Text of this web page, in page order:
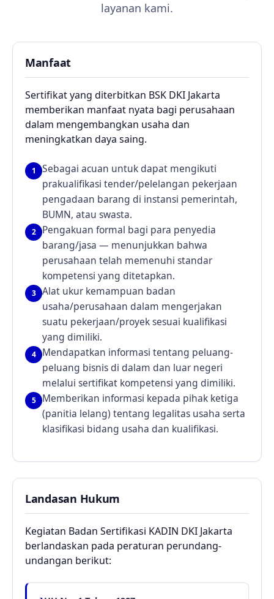
layanan kami.
Manfaat
Sertifikat yang diterbitkan BSK DKI Jakarta
memberikan manfaat nyata bagi perusahaan
dalam mengembangkan usaha dan
meningkatkan daya saing.
1
Sebagai acuan untuk dapat mengikuti
prakualifikasi tender/pelelangan pekerjaan
pengadaan barang di instansi pemerintah,
BUMN, atau swasta.
2
Pengakuan formal bagi para penyedia
barang/jasa — menunjukkan bahwa
perusahaan telah memenuhi standar
kompetensi yang ditetapkan.
3
Alat ukur kemampuan badan
usaha/perusahaan dalam mengerjakan
suatu pekerjaan/proyek sesuai kualifikasi
yang dimiliki.
4
Mendapatkan informasi tentang peluang-
peluang bisnis di dalam dan luar negeri
melalui sertifikat kompetensi yang dimiliki.
5
Memberikan informasi kepada pihak ketiga
(panitia lelang) tentang legalitas usaha serta
klasifikasi bidang usaha dan kualifikasi.
Landasan Hukum
Kegiatan Badan Sertifikasi KADIN DKI Jakarta
berlandaskan pada peraturan perundang-
undangan berikut: